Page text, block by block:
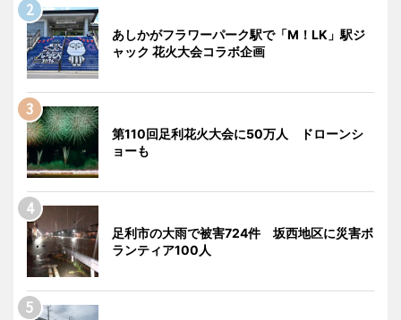
あしかがフラワーパーク駅で「M！LK」駅ジ
ャック 花火大会コラボ企画
第110回足利花火大会に50万人 ドローンシ
ョーも
足利市の大雨で被害724件 坂西地区に災害ボ
ランティア100人